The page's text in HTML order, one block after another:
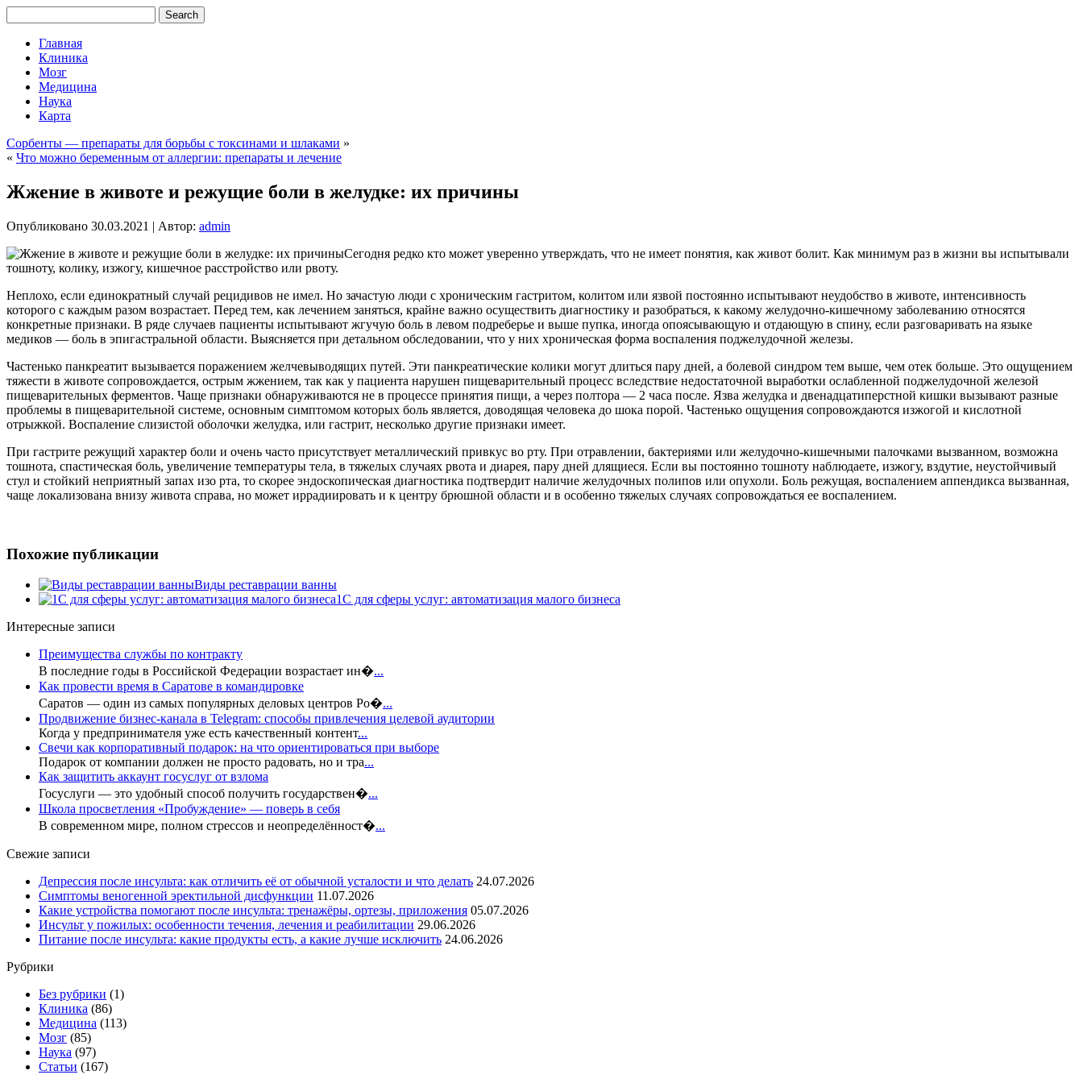
Главная
Клиника
Мозг
Медицина
Наука
Карта
Сорбенты — препараты для борьбы с токсинами и шлаками »
« Что можно беременным от аллергии: препараты и лечение
Жжение в животе и режущие боли в желудке: их причины
Опубликовано 30.03.2021 | Автор: admin
Сегодня редко кто может уверенно утверждать, что не имеет понятия, как живот болит. Как минимум раз в жизни вы испытывали
тошноту, колику, изжогу, кишечное расстройство или рвоту.
Неплохо, если единократный случай рецидивов не имел. Но зачастую люди с хроническим гастритом, колитом или язвой постоянно испытывают неудобство в животе, интенсивность
которого с каждым разом возрастает. Перед тем, как лечением заняться, крайне важно осуществить диагностику и разобраться, к какому желудочно-кишечному заболеванию относятся
конкретные признаки. В ряде случаев пациенты испытывают жгучую боль в левом подреберье и выше пупка, иногда опоясывающую и отдающую в спину, если разговаривать на языке
медиков — боль в эпигастральной области. Выясняется при детальном обследовании, что у них хроническая форма воспаления поджелудочной железы.
Частенько панкреатит вызывается поражением желчевыводящих путей. Эти панкреатические колики могут длиться пару дней, а болевой синдром тем выше, чем отек больше. Это ощущением
тяжести в животе сопровождается, острым жжением, так как у пациента нарушен пищеварительный процесс вследствие недостаточной выработки ослабленной поджелудочной железой
пищеварительных ферментов. Чаще признаки обнаруживаются не в процессе принятия пищи, а через полтора — 2 часа после. Язва желудка и двенадцатиперстной кишки вызывают разные
проблемы в пищеварительной системе, основным симптомом которых боль является, доводящая человека до шока порой. Частенько ощущения сопровождаются изжогой и кислотной
отрыжкой. Воспаление слизистой оболочки желудка, или гастрит, несколько другие признаки имеет.
При гастрите режущий характер боли и очень часто присутствует металлический привкус во рту. При отравлении, бактериями или желудочно-кишечными палочками вызванном, возможна
тошнота, спастическая боль, увеличение температуры тела, в тяжелых случаях рвота и диарея, пару дней длящиеся. Если вы постоянно тошноту наблюдаете, изжогу, вздутие, неустойчивый
стул и стойкий неприятный запах изо рта, то скорее эндоскопическая диагностика подтвердит наличие желудочных полипов или опухоли. Боль режущая, воспалением аппендикса вызванная,
чаще локализована внизу живота справа, но может иррадиировать и к центру брюшной области и в особенно тяжелых случаях сопровождаться ее воспалением.
Похожие публикации
Виды реставрации ванны
1С для сферы услуг: автоматизация малого бизнеса
Интересные записи
Преимущества службы по контракту
В последние годы в Российской Федерации возрастает ин�...
Как провести время в Саратове в командировке
Саратов — один из самых популярных деловых центров Ро�...
Продвижение бизнес-канала в Telegram: способы привлечения целевой аудитории
Когда у предпринимателя уже есть качественный контент...
Свечи как корпоративный подарок: на что ориентироваться при выборе
Подарок от компании должен не просто радовать, но и тра...
Как защитить аккаунт госуслуг от взлома
Госуслуги — это удобный способ получить государствен�...
Школа просветления «Пробуждение» — поверь в себя
В современном мире, полном стрессов и неопределённост�...
Свежие записи
Депрессия после инсульта: как отличить её от обычной усталости и что делать 24.07.2026
Симптомы веногенной эректильной дисфункции 11.07.2026
Какие устройства помогают после инсульта: тренажёры, ортезы, приложения 05.07.2026
Инсульт у пожилых: особенности течения, лечения и реабилитации 29.06.2026
Питание после инсульта: какие продукты есть, а какие лучше исключить 24.06.2026
Рубрики
Без рубрики (1)
Клиника (86)
Медицина (113)
Мозг (85)
Наука (97)
Статьи (167)